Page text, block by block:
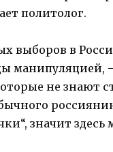
политолог.
выборов в
не знают
значит